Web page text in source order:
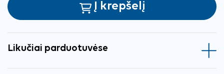
Į krepšelį
Likučiai parduotuvėse